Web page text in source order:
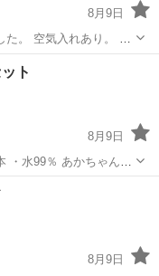
8月9日
ます。 タイヤキャッ
ーで購入可能かと思
ト
8月9日
・水99％ あかちゃんの
8月9日